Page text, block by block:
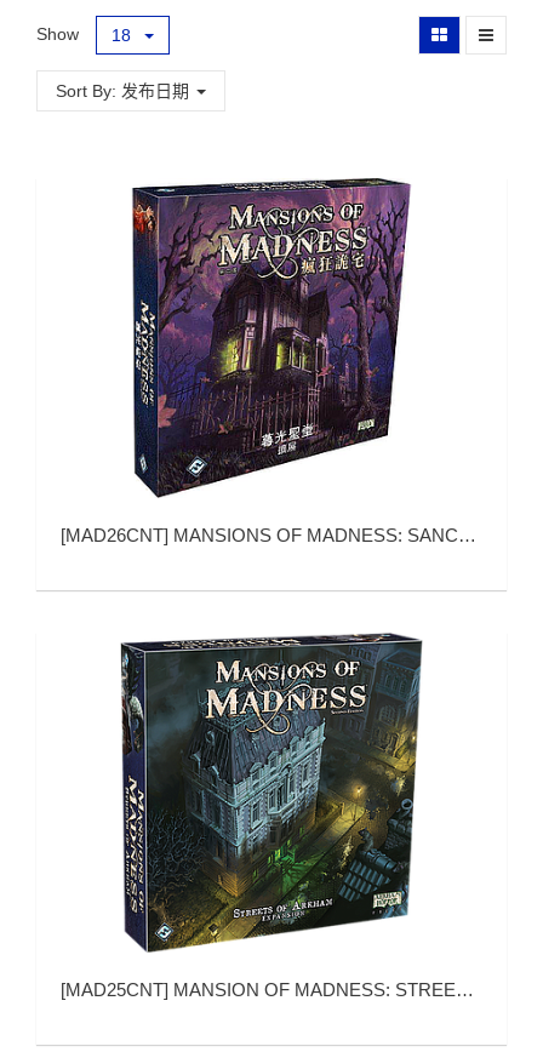
Show 18
Sort By: 发布日期
[MAD26CNT] MANSIONS OF MADNESS: SANCTUM OF TWILIGHT (疯狂诡宅：暮光圣堂)
[MAD25CNT] MANSION OF MADNESS: STREETS OF ARKHAM (疯狂诡宅：诡镇街道)